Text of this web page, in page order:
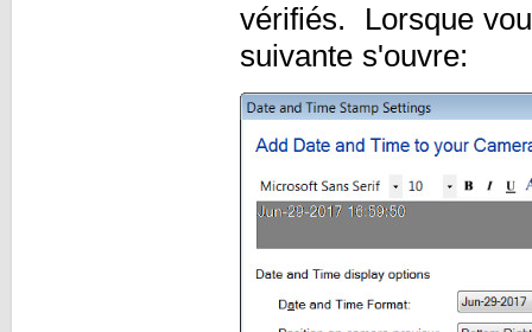
vérifiés. Lorsque
suivante s'ouvre: